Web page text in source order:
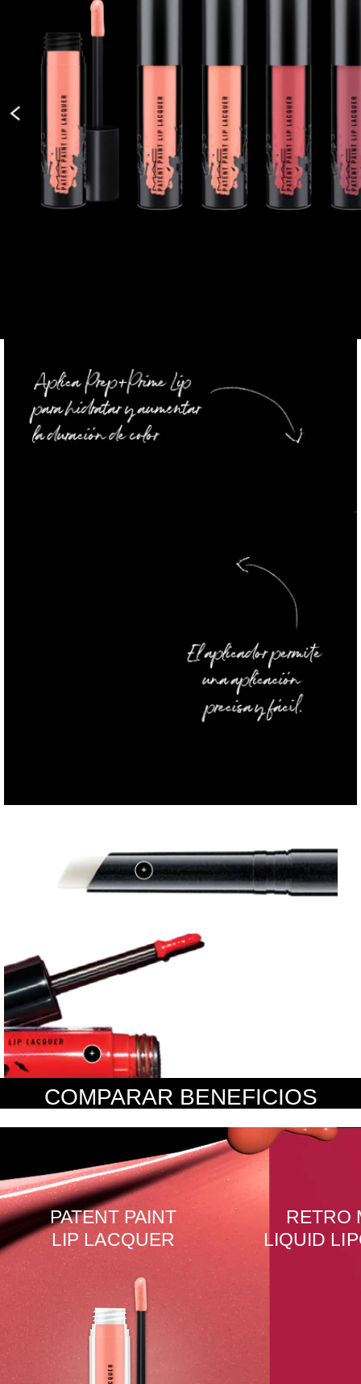
COMPARAR BENEFICIOS
PATENT PAINT
LIP LACQUER
RETRO
LIQUID